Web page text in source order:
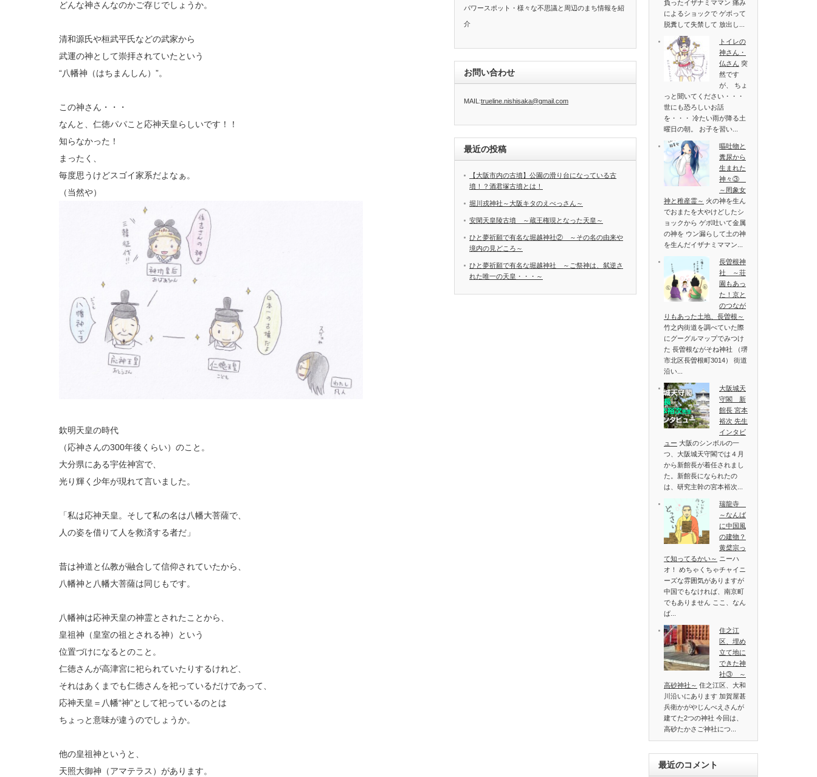
どんな神さんなのかご存じでしょうか。
清和源氏や桓武平氏などの武家から
武運の神として崇拝されていたという
“八幡神（はちまんしん）”。
この神さん・・・
なんと、仁徳パパこと応神天皇らしいです！！
知らなかった！
まったく、
毎度思うけどスゴイ家系だよなぁ。
（当然や）
欽明天皇の時代
（応神さんの300年後くらい）のこと。
大分県にある宇佐神宮で、
光り輝く少年が現れて言いました。
「私は応神天皇。そして私の名は八幡大菩薩で、
人の姿を借りて人を救済する者だ」
昔は神道と仏教が融合して信仰されていたから、
八幡神と八幡大菩薩は同じもです。
八幡神は応神天皇の神霊とされたことから、
皇祖神（皇室の祖とされる神）という
位置づけになるとのこと。
仁徳さんが高津宮に祀られていたりするけれど、
それはあくまでも仁徳さんを祀っているだけであって、
応神天皇＝八幡“神”として祀っているのとは
ちょっと意味が違うのでしょうか。
他の皇祖神というと、
天照大御神（アマテラス）があります。
パワースポット・様々な不思議と周辺のまち情報を紹
介
お問い合わせ
MAIL:trueline.nishisaka@gmail.com
最近の投稿
【大阪市内の古墳】公園の滑り台になっている古
墳！？酒君塚古墳とは！
堀川戎神社～大阪キタのえべっさん～
安閑天皇陵古墳 ～蔵王権現となった天皇～
ひと夢祈願で有名な堀越神社② ～その名の由来や
境内の見どころ～
ひと夢祈願で有名な堀越神社 ～ご祭神は、弑逆さ
れた唯一の天皇・・・～
負ったイザナミママン 痛み
によるショックで ゲボって
脱糞して失禁して 放出し...
トイレの
神さん・
仏さん 突
然です
が、 ちょ
っと聞いてください・・・
世にも恐ろしいお話
を・・・ 冷たい雨が降る土
曜日の朝。 お子を習い...
嘔吐物と
糞尿から
生まれた
神々③
～罔象女
神と稚産霊～ 火の神を生ん
でおまたを大やけどしたシ
ョックから ゲボ吐いて金属
の神を ウン漏らして土の神
を生んだイザナミママン...
長曽根神
社 ～荘
園もあっ
た！京と
のつなが
りもあった土地、長曽根～
竹之内街道を調べていた際
にグーグルマップでみつけ
た 長曽根ながそね神社 （堺
市北区長曽根町3014） 街道
沿い...
大阪城天
守閣 新
館長 宮本
裕次 先生
インタビ
ュー 大阪のシンボルの一
つ、大阪城天守閣では４月
から新館長が着任されまし
た。新館長になられたの
は、研究主幹の宮本裕次...
瑞龍寺
～なんば
に中国風
の建物？
黄檗宗っ
て知ってるかい～ ニーハ
オ！ めちゃくちゃチャイニ
ーズな雰囲気がありますが
中国でもなければ、南京町
でもありません ここ、なん
ば...
住之江
区、埋め
立て地に
できた神
社③ ～
高砂神社～ 住之江区、大和
川沿いにあります 加賀屋甚
兵衛かがやじんべえさんが
建てた2つの神社 今回は、
高砂たかさご神社につ...
最近のコメント